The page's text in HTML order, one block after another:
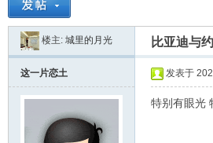
» › › ›
楼主: 城里的月光 比亚迪与
这一片恋土 发表于
特别有眼光